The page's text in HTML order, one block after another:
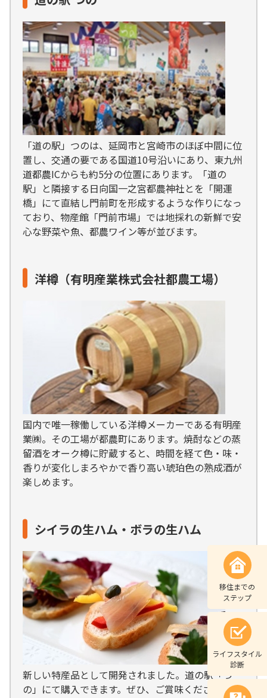
「道の駅」つのは、延岡市と宮崎市のほぼ中間に位
置し、交通の要である国道10号沿いにあり、東九州
道都農ICからも約5分の位置にあります。「道の
駅」と隣接する日向国一之宮都農神社とを「開運
橋」にて直結し門前町を形成するような作りになっ
ており、物産館「門前市場」では地採れの新鮮で安
心な野菜や魚、都農ワイン等が並びます。
洋樽（有明産業株式会社都農工場）
国内で唯一稼働している洋樽メーカーである有明産
業㈱。その工場が都農町にあります。焼酎などの蒸
留酒をオーク樽に貯蔵すると、時間を経て色・味・
香りが変化しまろやかで香り高い琥珀色の熟成酒が
楽しめます。
シイラの生ハム・ボラの生ハム
新しい特産品として開発されました。道の駅「つ
の」にて購入できます。ぜひ、ご賞味ください。
移住までの
ステップ
ライフスタイル
診断